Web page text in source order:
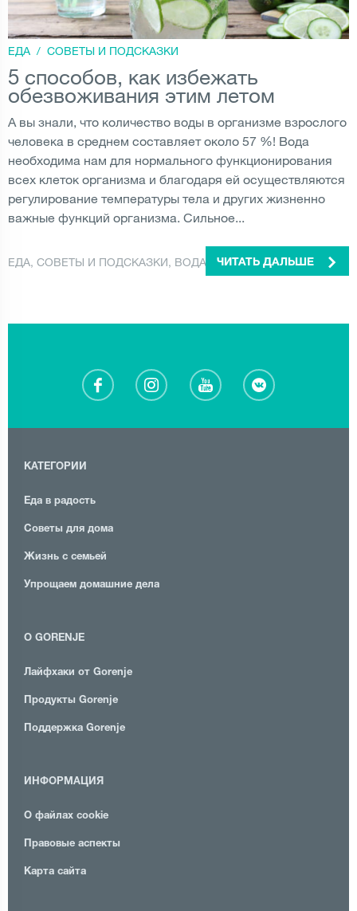
ЕДА / СОВЕТЫ И ПОДСКАЗКИ
5 способов, как избежать
обезвоживания этим летом
А вы знали, что количество воды в организме взрослого
человека в среднем составляет около 57 %! Вода
необходима нам для нормального функционирования
всех клеток организма и благодаря ей осуществляются
регулирование температуры тела и других жизненно
важные функций организма. Сильное...
ЕДА, СОВЕТЫ И ПОДСКАЗКИ, ВОДА ЧИТАТЬ ДАЛЬШЕ
КАТЕГОРИИ
Еда в радость
Советы для дома
Жизнь с семьей
Упрощаем домашние дела
О GORENJE
Лайфхаки от Gorenje
Продукты Gorenje
Поддержка Gorenje
ИНФОРМАЦИЯ
О файлах cookie
Правовые аспекты
Карта сайта